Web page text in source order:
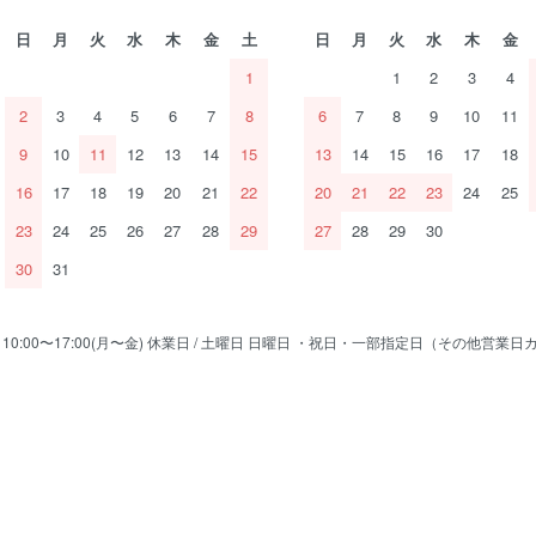
日 月 火 水 木 金
土
1
2
3 4 5 6 7
8
9
10 11 12 13 14
15
16
17 18 19 20 21
22
23
24 25 26 27 28
29
30
31
日 月 火 水 木 金
1
2 3 4
6
7 8 9 10 11
13
14 15 16 17 18
20
21 22 23 24 25
27
28 29 30
〜17:00(月〜金) 休業日 / 土曜日 日曜日 ・祝日・一部指定日（その他営業日